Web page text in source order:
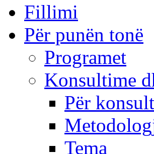
Fillimi
Për punën tonë
Programet
Konsultime
Për
Tema